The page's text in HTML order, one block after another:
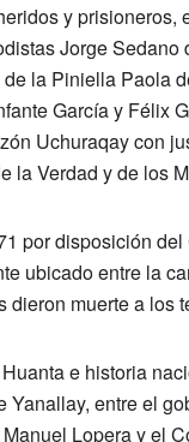
y prisioneros,
Jorge Sedano
la Piniella Paola
García y Félix
Uchuraqay con
la Verdad y de los
por disposición
ubicado entre la
muerte a los
e historia
entre el
Lopera y el